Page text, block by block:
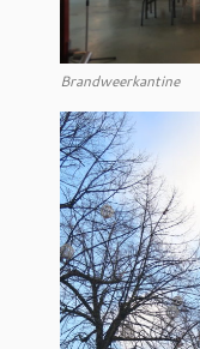
Brandweerkantine